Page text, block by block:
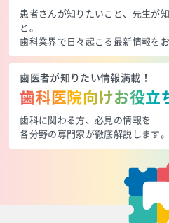
患者さんが知りたいこと、先生が
と。
歯科業界で日々起こる最新情報をお
歯医者が知りたい情報満載！
歯科医院向けお役立
歯科に関わる方、必見の情報を
各分野の専門家が徹底解説します。